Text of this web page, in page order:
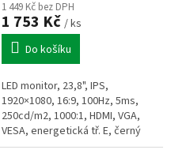
1 449 Kč bez DPH
1 753 Kč / ks
Do košíku
LED monitor, 23,8", IPS,
1920×1080, 16:9, 100Hz, 5ms,
250cd/m2, 1000:1, HDMI, VGA,
VESA, energetická tř. E, černý